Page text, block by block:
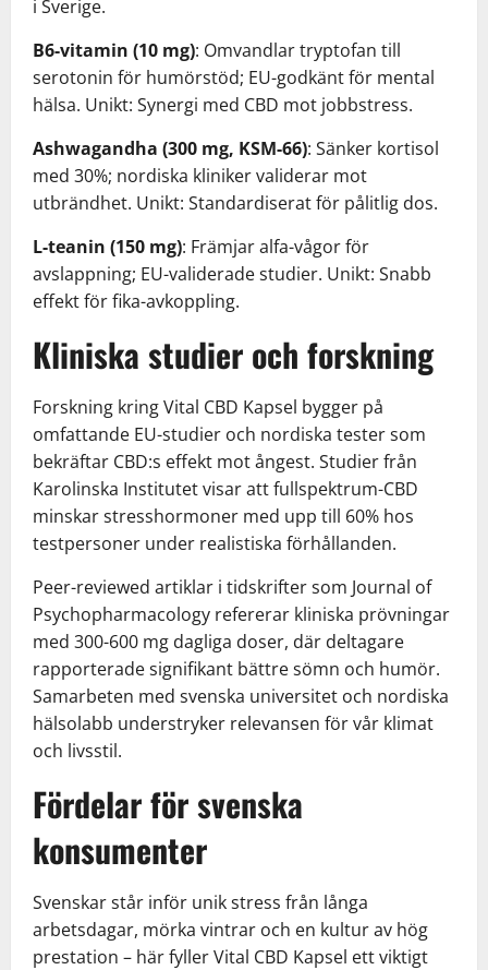
i Sverige.
B6-vitamin (10 mg): Omvandlar tryptofan till
serotonin för humörstöd; EU-godkänt för mental
hälsa. Unikt: Synergi med CBD mot jobbstress.
Ashwagandha (300 mg, KSM-66): Sänker kortisol
med 30%; nordiska kliniker validerar mot
utbrändhet. Unikt: Standardiserat för pålitlig dos.
L-teanin (150 mg): Främjar alfa-vågor för
avslappning; EU-validerade studier. Unikt: Snabb
effekt för fika-avkoppling.
Kliniska studier och forskning
Forskning kring Vital CBD Kapsel bygger på
omfattande EU-studier och nordiska tester som
bekräftar CBD:s effekt mot ångest. Studier från
Karolinska Institutet visar att fullspektrum-CBD
minskar stresshormoner med upp till 60% hos
testpersoner under realistiska förhållanden.
Peer-reviewed artiklar i tidskrifter som Journal of
Psychopharmacology refererar kliniska prövningar
med 300-600 mg dagliga doser, där deltagare
rapporterade signifikant bättre sömn och humör.
Samarbeten med svenska universitet och nordiska
hälsolabb understryker relevansen för vår klimat
och livsstil.
Fördelar för svenska
konsumenter
Svenskar står inför unik stress från långa
arbetsdagar, mörka vintrar och en kultur av hög
prestation – här fyller Vital CBD Kapsel ett viktigt